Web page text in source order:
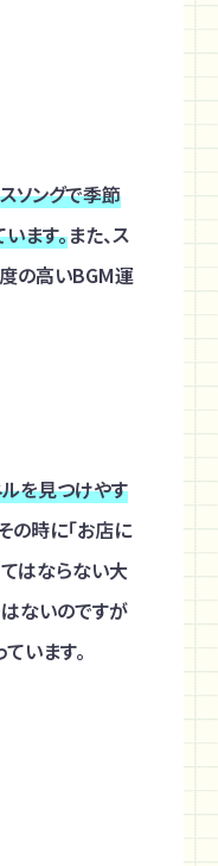
ソングで季節
ます。また、ス
の高いBGM運
を見つけやす
の時に「お店に
てはならない大
ないのですが
います。